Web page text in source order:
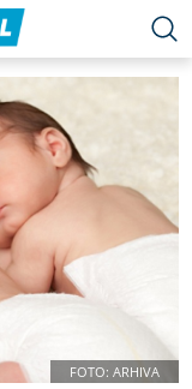
FOTO: ARHIVA